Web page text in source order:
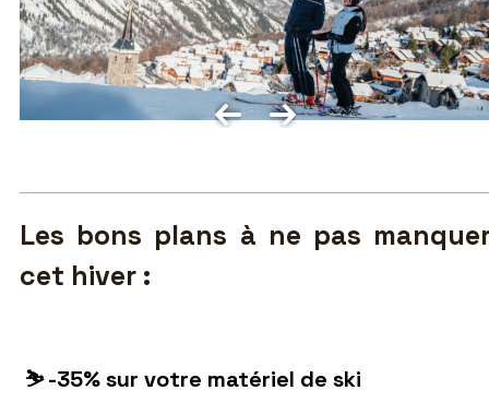
Les bons plans à ne pas
cet hiver :
⛷️ -35% sur votre matériel de ski